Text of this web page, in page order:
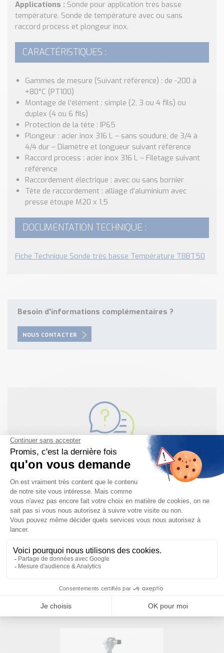
Nos Réalisations
Conseils et Actualités
Catalogue des essentiels pour les brasseries et micro-
brasseries
Contact & Devis
Devis, Tarifs, Renseignements techniques
Applications : Sonde pour application très basse
température. Sonde de température avec ou sans
raccord process et plongeur inox.
CARACTÉRISTIQUES :
Gammes de mesure (Suivant référence) : de -200 à
+80°C (PT100)
Montage de l’élément : simple (2, 3 ou 4 fils) ou
duplex (4 ou 6 fils)
Protection de la tête : IP65
Plongeur : acier inox 316 L – sans soudure, de 3/4 à
4/4 dur – Diamètre et longueur suivant référence
Raccord process : acier inox 316 L – Filetage suivant
référence
Raccordement électrique : avec ou sans bornier
Tête de raccordement : alliage d’aluminium avec
presse étoupe M20 x 1,5
DOCUMENTATION TECHNIQUE :
Fiche Technique Sonde très basse Température TBBT50
Besoin d'informations complémentaires ?
NOUS CONTACTER
Besoin d'aide pour choisir votre
produit ?
Nous sommes à votre disposition pour définir
votre projet
NOUS CONTACTER
PRODUITS SIMILAIRES